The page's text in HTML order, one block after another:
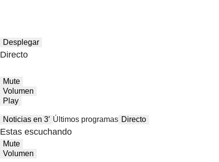
Desplegar
Directo
Mute
Volumen
Play
Noticias en 3′ Últimos programas Directo
Estas escuchando
Mute
Volumen